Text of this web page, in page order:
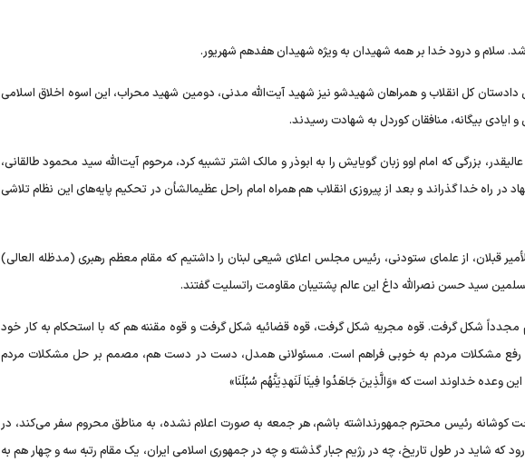
سلام و درود خدا بر همه شهیدان به ویژه شهیدان هفدهم شهریور.
دادستان کل انقلاب و همراهان شهیدشو نیز شهید آیت‌الله مدنی، دومین شهید محراب، این اسوه اخلاق اسلامی
بیگانه، منافقان کوردل به شهادت رسیدند.
مجاهد عالیقدر، بزرگی که امام اوو زبان گویایش را به ابوذر و مالک اشتر تشبیه کرد، مرحوم آیت‌الله سید محمود طالقانی،
در راه خدا گذراند و بعد از پیروزی انقلاب هم همراه امام راحل عظیمالشأن در تحکیم پایه‌های این نظام تلاشی
قبلان، از علمای ستودنی، رئیس مجلس اعلای شیعی لبنان را داشتیم که مقام معظم رهبری (مدظله العالی)
سید حسن نصرالله داغ این عالم پشتیبان مقاومت راتسلیت گفتند.
مجدداً شکل گرفت. قوه مجریه شکل گرفت، قوه قضائیه شکل گرفت و قوه مقننه هم که با استحکام به کار خود
و رفع مشکلات مردم به خوبی فراهم است. مسئولانی همدل، دست در دست هم، مصمم بر حل مشکلات مردم
وعده خداوند است که «وَالَّذِینَ جَاهَدُوا فِینَا لَنَهدِیَنَّهُم سُبُلَنَا»
کوشانه رئیس محترم جمهورنداشته باشم، هر جمعه به صورت اعلام نشده، به مناطق محروم سفر می‌کند، در
که شاید در طول تاریخ، چه در رژیم جبار گذشته و چه در جمهوری اسلامی ایران، یک مقام رتبه سه و چهار هم به